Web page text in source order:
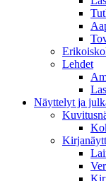
Lehdet
Näyttelyt ja